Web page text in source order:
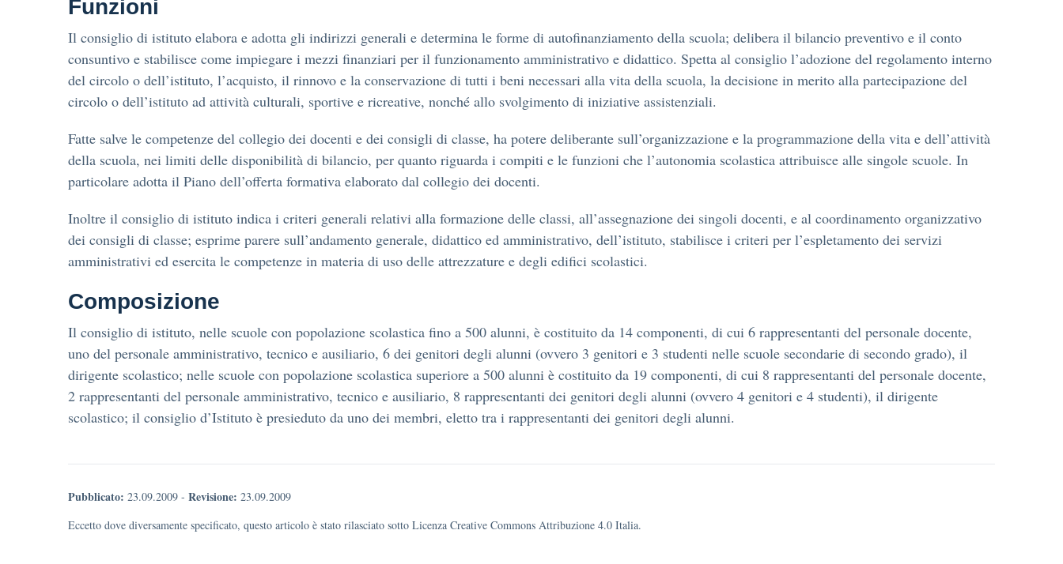
Funzioni
Il consiglio di istituto elabora e adotta gli indirizzi generali e determina le forme di autofinanziamento della scuola; delibera il bilancio preventivo e il conto
consuntivo e stabilisce come impiegare i mezzi finanziari per il funzionamento amministrativo e didattico. Spetta al consiglio l’adozione del regolamento interno
del circolo o dell’istituto, l’acquisto, il rinnovo e la conservazione di tutti i beni necessari alla vita della scuola, la decisione in merito alla partecipazione del
circolo o dell’istituto ad attività culturali, sportive e ricreative, nonché allo svolgimento di iniziative assistenziali.
Fatte salve le competenze del collegio dei docenti e dei consigli di classe, ha potere deliberante sull’organizzazione e la programmazione della vita e dell’attività
della scuola, nei limiti delle disponibilità di bilancio, per quanto riguarda i compiti e le funzioni che l’autonomia scolastica attribuisce alle singole scuole. In
particolare adotta il Piano dell’offerta formativa elaborato dal collegio dei docenti.
Inoltre il consiglio di istituto indica i criteri generali relativi alla formazione delle classi, all’assegnazione dei singoli docenti, e al coordinamento organizzativo
dei consigli di classe; esprime parere sull’andamento generale, didattico ed amministrativo, dell’istituto, stabilisce i criteri per l’espletamento dei servizi
amministrativi ed esercita le competenze in materia di uso delle attrezzature e degli edifici scolastici.
Composizione
Il consiglio di istituto, nelle scuole con popolazione scolastica fino a 500 alunni, è costituito da 14 componenti, di cui 6 rappresentanti del personale docente,
uno del personale amministrativo, tecnico e ausiliario, 6 dei genitori degli alunni (ovvero 3 genitori e 3 studenti nelle scuole secondarie di secondo grado), il
dirigente scolastico; nelle scuole con popolazione scolastica superiore a 500 alunni è costituito da 19 componenti, di cui 8 rappresentanti del personale docente,
2 rappresentanti del personale amministrativo, tecnico e ausiliario, 8 rappresentanti dei genitori degli alunni (ovvero 4 genitori e 4 studenti), il dirigente
scolastico; il consiglio d’Istituto è presieduto da uno dei membri, eletto tra i rappresentanti dei genitori degli alunni.
Pubblicato: 23.09.2009 - Revisione: 23.09.2009
Eccetto dove diversamente specificato, questo articolo è stato rilasciato sotto Licenza Creative Commons Attribuzione 4.0 Italia.